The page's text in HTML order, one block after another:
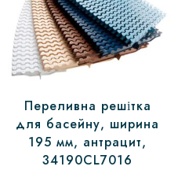
Переливна решітка
для басейну, ширина
195 мм, антрацит,
34190CL7016